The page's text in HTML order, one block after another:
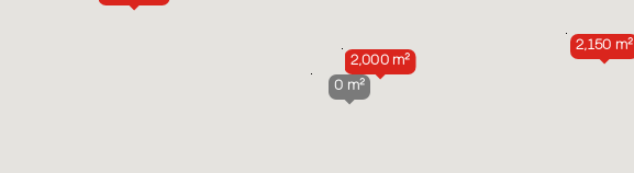
2,000 m²
2,150 m²
0 m²